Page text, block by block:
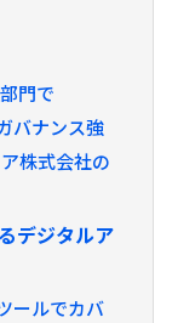
門で
バナンス強
株式会社の
デジタルア
ールでカバ